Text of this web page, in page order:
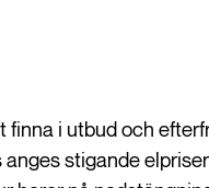
i utbud och
stigande